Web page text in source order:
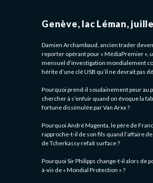
Genève, lac Léman,
Damien Archambaud, ancien trader
reporter opérant pour « MédiaPremier »,
mensuel d’investigation mondialement
hérite d’une clé USB qu’il ne devrait pas
Pourquoi prend-il soudainement peur au
chercher à s’enfuir quand on évoque la
fortune dissimulée par Van Arxx ?
Pourquoi André Magenta, le père de
rapproche-t-il de son fils quand l’affaire de
de Tcherkassy refait surface ?
Pourquoi Sir Philipps change-t-il alors de
à-vis de « Mondial Protection » ?